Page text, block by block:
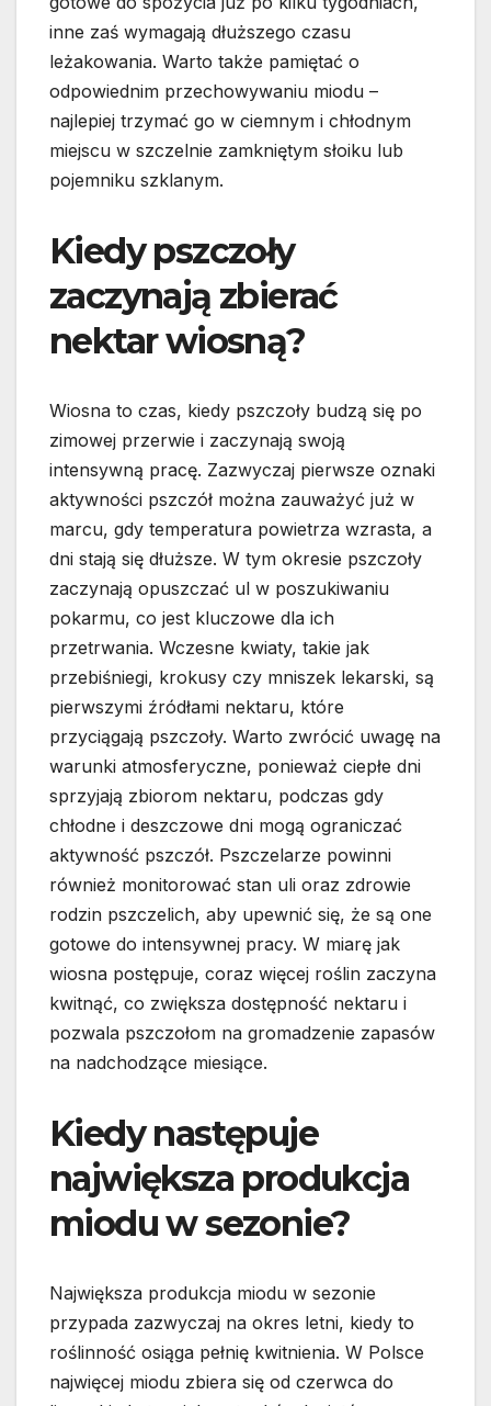
inne zaś wymagają dłuższego czasu
leżakowania. Warto także pamiętać o
odpowiednim przechowywaniu miodu –
najlepiej trzymać go w ciemnym i chłodnym
miejscu w szczelnie zamkniętym słoiku lub
pojemniku szklanym.
Kiedy pszczoły
zaczynają zbierać
nektar wiosną?
Wiosna to czas, kiedy pszczoły budzą się po
zimowej przerwie i zaczynają swoją
intensywną pracę. Zazwyczaj pierwsze oznaki
aktywności pszczół można zauważyć już w
marcu, gdy temperatura powietrza wzrasta, a
dni stają się dłuższe. W tym okresie pszczoły
zaczynają opuszczać ul w poszukiwaniu
pokarmu, co jest kluczowe dla ich
przetrwania. Wczesne kwiaty, takie jak
przebiśniegi, krokusy czy mniszek lekarski, są
pierwszymi źródłami nektaru, które
przyciągają pszczoły. Warto zwrócić uwagę na
warunki atmosferyczne, ponieważ ciepłe dni
sprzyjają zbiorom nektaru, podczas gdy
chłodne i deszczowe dni mogą ograniczać
aktywność pszczół. Pszczelarze powinni
również monitorować stan uli oraz zdrowie
rodzin pszczelich, aby upewnić się, że są one
gotowe do intensywnej pracy. W miarę jak
wiosna postępuje, coraz więcej roślin zaczyna
kwitnąć, co zwiększa dostępność nektaru i
pozwala pszczołom na gromadzenie zapasów
na nadchodzące miesiące.
Kiedy następuje
największa produkcja
miodu w sezonie?
Największa produkcja miodu w sezonie
przypada zazwyczaj na okres letni, kiedy to
roślinność osiąga pełnię kwitnienia. W Polsce
najwięcej miodu zbiera się od czerwca do